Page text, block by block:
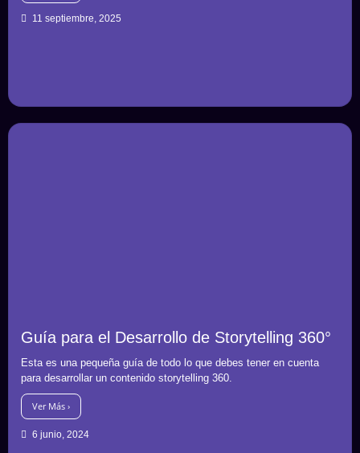
11 septiembre, 2025
Guía para el Desarrollo de Storytelling 360°
Esta es una pequeña guía de todo lo que debes tener en cuenta
para desarrollar un contenido storytelling 360.
Ver Más ›
6 junio, 2024